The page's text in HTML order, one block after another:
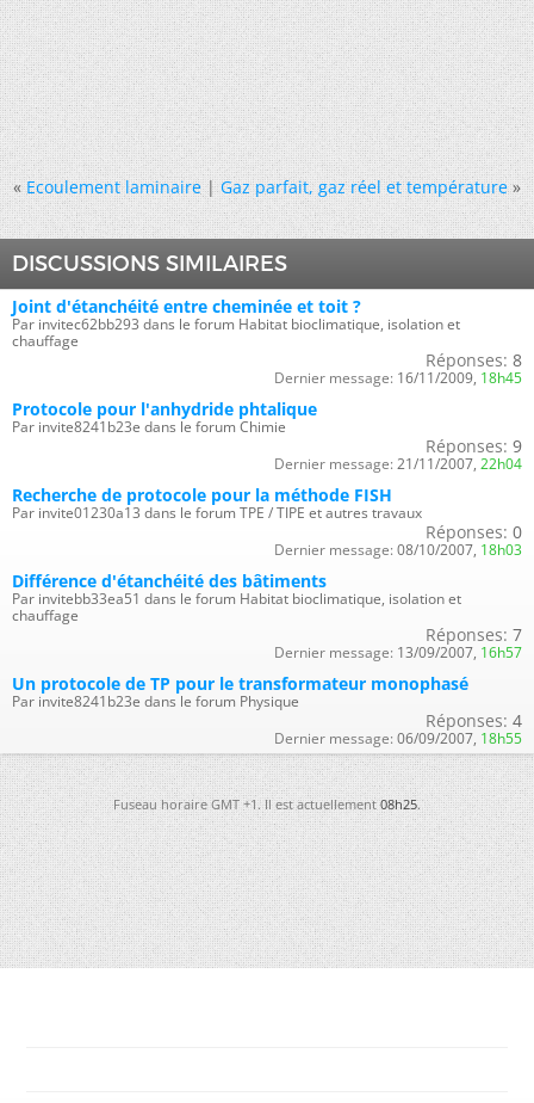
« Ecoulement laminaire|Gaz parfait, gaz réel et température »
DISCUSSIONS SIMILAIRES
Joint d'étanchéité entre cheminée et toit ?
Par invitec62bb293 dans le forum Habitat bioclimatique, isolation et
chauffage
Réponses: 8
Dernier message: 16/11/2009, 18h45
Protocole pour l'anhydride phtalique
Par invite8241b23e dans le forum Chimie
Réponses: 9
Dernier message: 21/11/2007, 22h04
Recherche de protocole pour la méthode FISH
Par invite01230a13 dans le forum TPE / TIPE et autres travaux
Réponses: 0
Dernier message: 08/10/2007, 18h03
Différence d'étanchéité des bâtiments
Par invitebb33ea51 dans le forum Habitat bioclimatique, isolation et
chauffage
Réponses: 7
Dernier message: 13/09/2007, 16h57
Un protocole de TP pour le transformateur monophasé
Par invite8241b23e dans le forum Physique
Réponses: 4
Dernier message: 06/09/2007, 18h55
Fuseau horaire GMT +1. Il est actuellement08h25.